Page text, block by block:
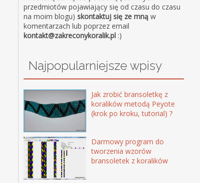
przedmiotów pojawiający się od czasu do czasu
na moim blogu)skontaktuj się ze mną w
komentarzach lub poprzez email
kontakt@zakreconykoralik.pl :)
Najpopularniejsze wpisy
Jak zrobić bransoletkę z
koralików metodą Peyote
(krok po kroku, tutorial) ?
Darmowy program do
tworzenia wzorów
bransoletek z koralików